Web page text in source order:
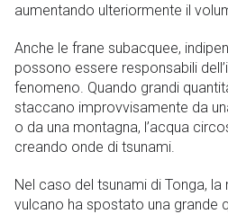
aumentando ulteriormente il
Anche le frane subacquee,
possono essere responsabili
fenomeno. Quando grandi
staccano improvvisamente da
o da una montagna, l’acqua
creando onde di tsunami.
Nel caso del tsunami di Tonga,
vulcano ha spostato una grande